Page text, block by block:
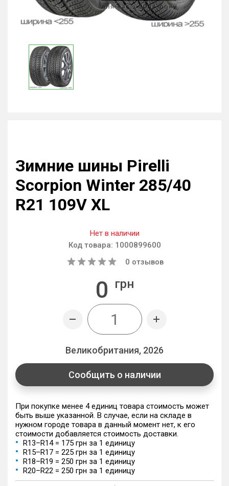
Зимние шины Pirelli
Scorpion Winter 285/40
R21 109V XL
Нет в наличии
Код товара: 1000899600
0 отзывов
0 грн
Великобритания, 2026
Сообщить о наличии
При покупке менее 4 единиц товара стоимость может
быть выше указанной. В случае, если на складе в
нужном городе товара в данный момент нет, к его
стоимости добавляется стоимость доставки.
R13–R14 = 175 грн за 1 единицу
R15–R17 = 225 грн за 1 единицу
R18–R19 = 250 грн за 1 единицу
R20–R22 = 250 грн за 1 единицу